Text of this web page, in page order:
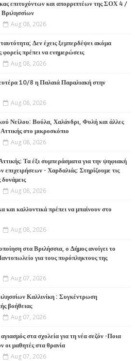
επιτυχόντων και απορριπτέων της ΣΟΧ 4 /
Aug 08, 2026
Δεν έχεις ξεμπερδέψει ακόμα
πρέπει να ενημερώσεις
Aug 08, 2026
10/8 η Παλαιά Παραλιακή στην
Aug 08, 2026
Νείλου: Βούλα, Χαλάνδρι, Φυλή και άλλες
στο μικροσκόπιο
Aug 08, 2026
Τα έξι συμπεράσματα για την ψηφιακή
επιχειρήσεων - Χαρδαλιάς: Στηρίζουμε τις
Aug 08, 2026
και καλλυντικά πρέπει να μπαίνουν στο
Aug 08, 2026
στα Βριλήσσια, ο Δήμος ανοίγει το
για τους πυρόπληκτους της
Aug 07, 2026
Καλλινίκη : Συγκέντρωση
βοήθειας
Aug 07, 2026
στα σχολεία για τη νέα σεζόν -Ποια
οι μαθητές στα θρανία
Aug 07, 2026